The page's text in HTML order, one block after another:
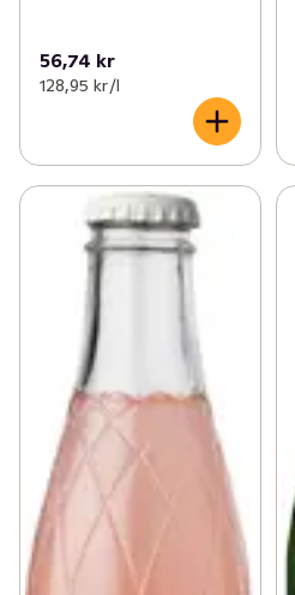
56,74 kr
128,95 kr /l